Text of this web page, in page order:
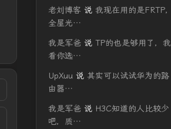
老刘博客 说 我现在用的是FRTP，
全屋光…
我是军爸 说 TP的也是够用了，我
看你选…
UpXuu 说 其实可以试试华为的路
由器…
我是军爸 说 H3C知道的人比较少
吧，质…